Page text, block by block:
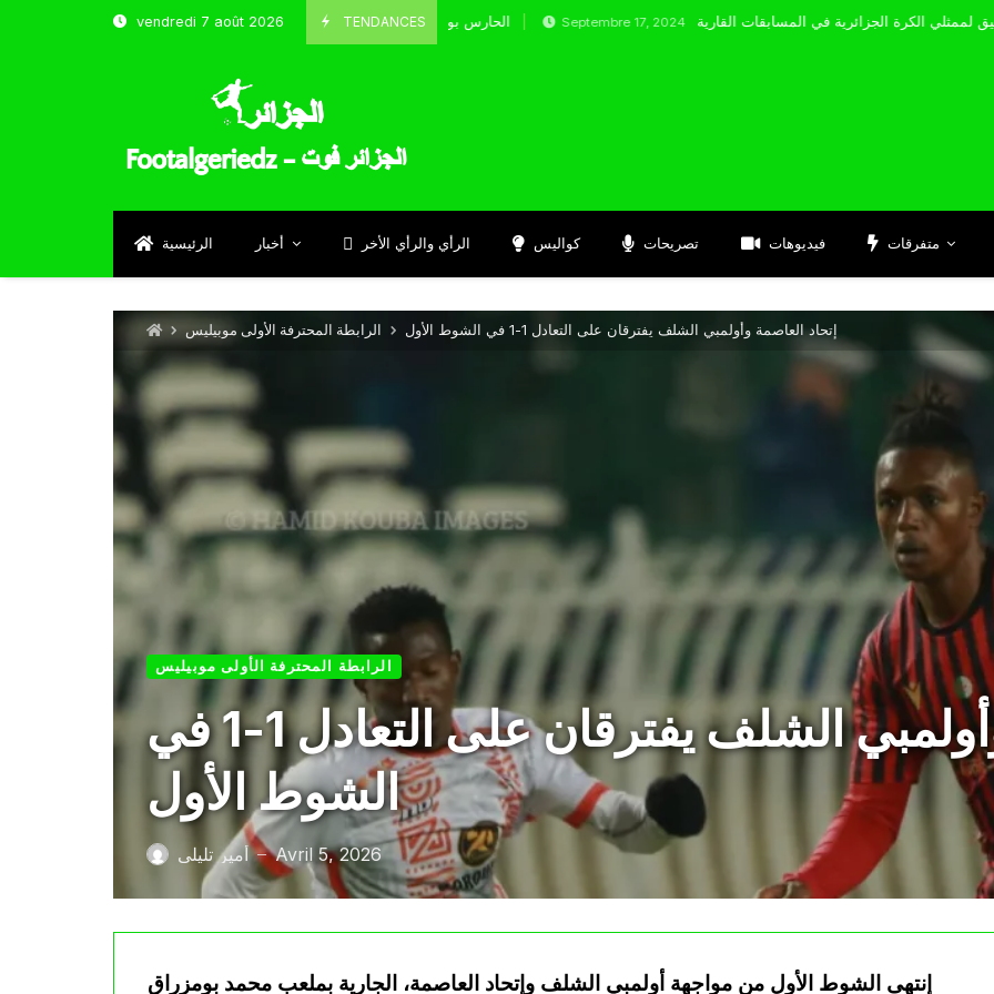
vendredi 7 août 2026 TENDANCES
الحارس بوحلفاية يتحدث عن طموحاته مع المنتخب و شباب قسنطينة Septembre 17, 2024
الرئيسية أخبار الرأي والرأي الأخر كواليس تصريحات فيديوهات متفرقات
الرابطة المحترفة الأولى موبيليس إتحاد العاصمة وأولمبي الشلف يفترقان على التعادل 1-1 في الشوط الأول
الرابطة المحترفة الأولى موبيليس
إتحاد العاصمة وأولمبي الشلف يفترقان على التعادل 1-1 في
الشوط الأول
أمير تليلي — Avril 5, 2026
إنتهى الشوط الأول من مواجهة أولمبي الشلف وإتحاد العاصمة، الجارية بملعب محمد بومزراق